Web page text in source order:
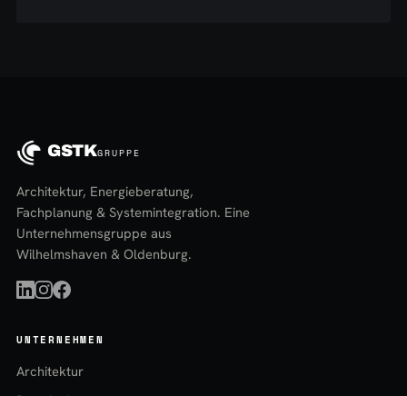
GSTKGRUPPE
Architektur, Energieberatung,
Fachplanung & Systemintegration. Eine
Unternehmensgruppe aus
Wilhelmshaven & Oldenburg.
UNTERNEHMEN
Architektur